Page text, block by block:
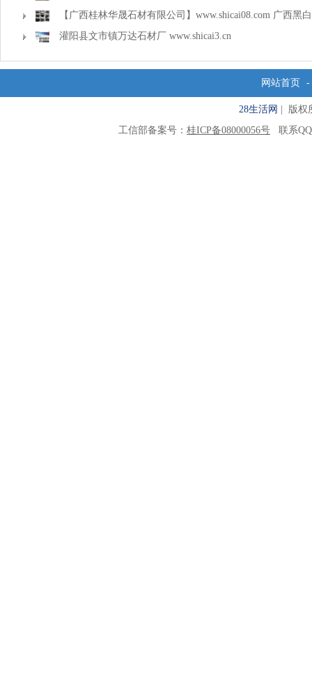
【广西桂林华晟石材有限公司】www.shicai08.com 广西黑
灌阳县文市镇万达石材厂 www.shicai3.cn
网站首页 -
28生活网
| 版权
工信部备案号： 桂ICP备08000056号 联系